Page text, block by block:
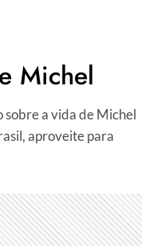
Michel
sobre a vida de Michel
aproveite para